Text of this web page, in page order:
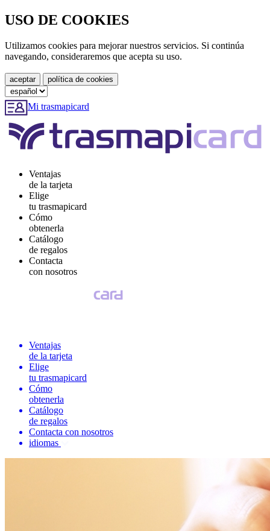
USO DE COOKIES
Utilizamos cookies para mejorar nuestros servicios. Si continúa
navegando, consideraremos que acepta su uso.
Mi trasmapicard
Ventajas
de la tarjeta
Elige
tu trasmapicard
Cómo
obtenerla
Catálogo
de regalos
Contacta
con nosotros
Ventajas
de la tarjeta
Elige
tu trasmapicard
Cómo
obtenerla
Catálogo
de regalos
Contacta con nosotros
idiomas